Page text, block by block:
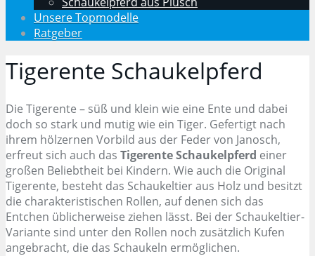
Unsere Topmodelle
Ratgeber
Tigerente Schaukelpferd
Die Tigerente – süß und klein wie eine Ente und dabei
doch so stark und mutig wie ein Tiger. Gefertigt nach
ihrem hölzernen Vorbild aus der Feder von Janosch,
erfreut sich auch das Tigerente Schaukelpferd einer
großen Beliebtheit bei Kindern. Wie auch die Original
Tigerente, besteht das Schaukeltier aus Holz und besitzt
die charakteristischen Rollen, auf denen sich das
Entchen üblicherweise ziehen lässt. Bei der Schaukeltier-
Variante sind unter den Rollen noch zusätzlich Kufen
angebracht, die das Schaukeln ermöglichen.